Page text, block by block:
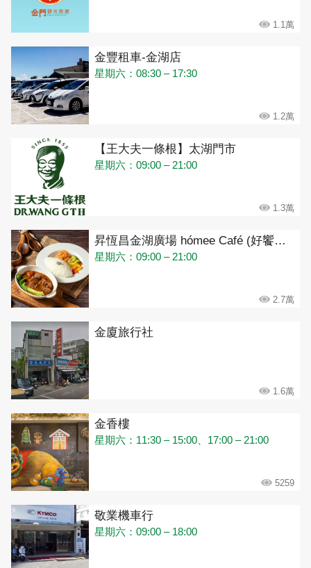
1.1萬
金豐租車-金湖店
星期六：08:30 – 17:30
1.2萬
【王大夫一條根】太湖門市
星期六：09:00 – 21:00
1.3萬
昇恆昌金湖廣場 hómee Café (好饗咖啡)
星期六：09:00 – 21:00
2.7萬
金廈旅行社
1.6萬
金香樓
星期六：11:30 – 15:00、17:00 – 21:00
5259
敬業機車行
星期六：09:00 – 18:00